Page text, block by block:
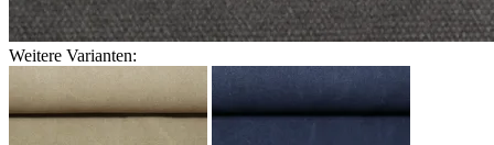
Weitere Varianten: